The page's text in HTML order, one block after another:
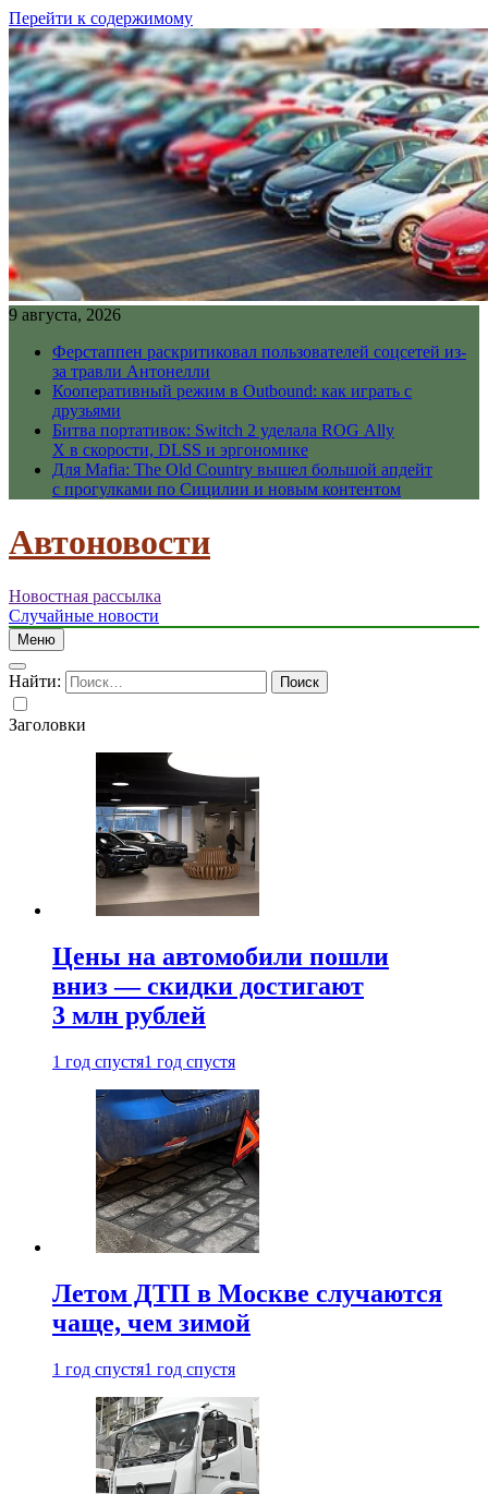
Перейти к содержимому
9 августа, 2026
Ферстаппен раскритиковал пользователей соцсетей из-
за травли Антонелли
Кооперативный режим в Outbound: как играть с
друзьями
Битва портативок: Switch 2 уделала ROG Ally
X в скорости, DLSS и эргономике
Для Mafia: The Old Country вышел большой апдейт
с прогулками по Сицилии и новым контентом
Автоновости
Новостная рассылка
Случайные новости
Меню
Найти:
Заголовки
Цены на автомобили пошли
вниз — скидки достигают
3 млн рублей
1 год спустя1 год спустя
Летом ДТП в Москве случаются
чаще, чем зимой
1 год спустя1 год спустя